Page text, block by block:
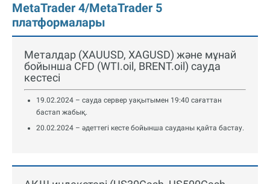
MetaTrader 4/MetaTrader 5
платформалары
Металдар (XAUUSD, XAGUSD) және мұнай
бойынша CFD (WTI.oil, BRENT.oil) сауда
кестесі
19.02.2024 – сауда сервер уақытымен 19:40 сағаттан
бастап жабық.
20.02.2024 – әдеттегі кесте бойынша сауданы қайта бастау.